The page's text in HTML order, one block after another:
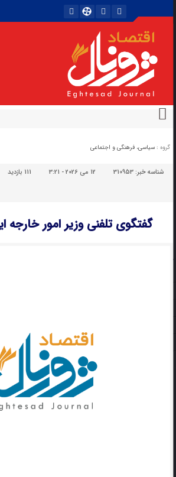
گروه : سیاسی، فرهنگی و اجتماعی
شناسه خبر:310953 12 می 2026 - 3:21 111 بازدید
گفتگوی تلفنی وزیر امور خارجه